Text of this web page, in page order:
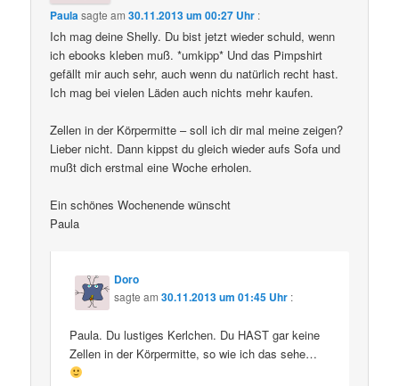
Paulasagte am30.11.2013 um 00:27 Uhr :
Ich mag deine Shelly. Du bist jetzt wieder schuld, wenn
ich ebooks kleben muß. *umkipp* Und das Pimpshirt
gefällt mir auch sehr, auch wenn du natürlich recht hast.
Ich mag bei vielen Läden auch nichts mehr kaufen.
Zellen in der Körpermitte – soll ich dir mal meine zeigen?
Lieber nicht. Dann kippst du gleich wieder aufs Sofa und
mußt dich erstmal eine Woche erholen.
Ein schönes Wochenende wünscht
Paula
Doro
sagte am30.11.2013 um 01:45 Uhr :
Paula. Du lustiges Kerlchen. Du HAST gar keine
Zellen in der Körpermitte, so wie ich das sehe…